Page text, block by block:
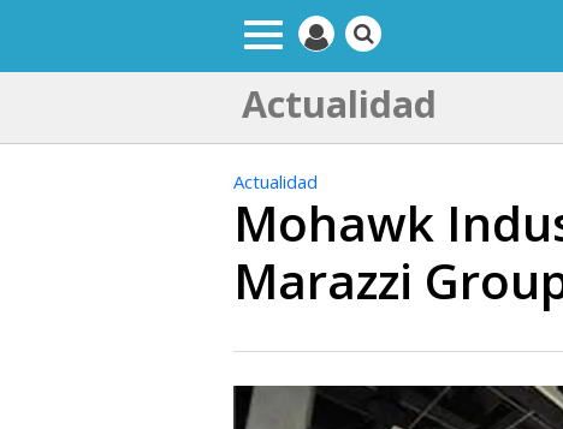
Actualidad
Actualidad
Mohawk
Marazzi